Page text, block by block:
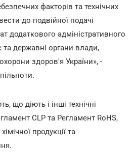
факторів та технічних
до подвійної подачі
додаткового адміністративного
та державні органи влади,
здоров'я України», -
що діють і інші технічні
CLP та Регламент RoHS,
продукції та